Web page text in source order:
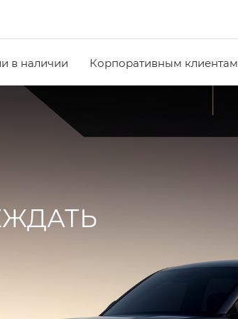
в наличии Корпоративным клиентам